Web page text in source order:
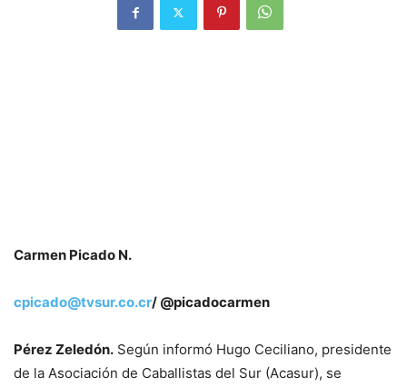
Carmen Picado N.
cpicado@tvsur.co.cr/ @picadocarmen
Pérez Zeledón. Según informó Hugo Ceciliano, presidente
de la Asociación de Caballistas del Sur (Acasur), se